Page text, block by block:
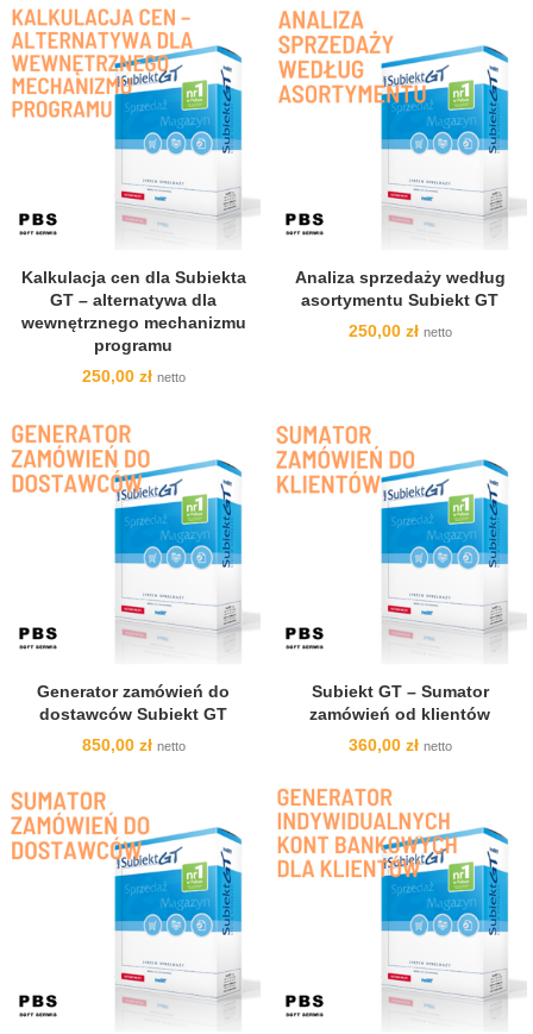
Kalkulacja cen dla Subiekta
GT – alternatywa dla
wewnętrznego mechanizmu
programu
250,00 zł netto
Analiza sprzedaży według
asortymentu Subiekt GT
250,00 zł netto
Generator zamówień do
dostawców Subiekt GT
850,00 zł netto
Subiekt GT – Sumator
zamówień od klientów
360,00 zł netto